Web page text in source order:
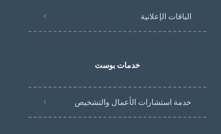
الباقات الإعلانية
خدمات بوست
خدمة استشارات الأعمال والتشخيص